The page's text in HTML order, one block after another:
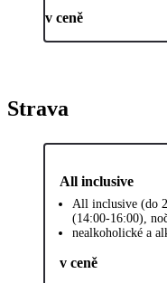
v ceně
Strava
All inclusive
All inclusive (do
(14:00-16:00),
nealkoholické a
v ceně